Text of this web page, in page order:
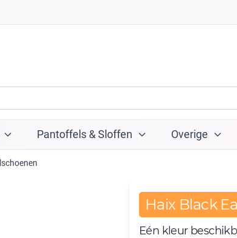
Pantoffels & Sloffen Overige
Haix Black
Eén kleur